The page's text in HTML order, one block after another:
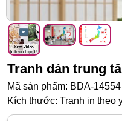
Tranh dán trung
Mã sản phẩm: BDA-14554
Kích thước: Tranh in theo